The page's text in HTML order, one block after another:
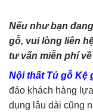
Nếu như bạn
gỗ, vui lòng liên
tư vấn miễn phí
Nội thất Tủ gỗ Kệ
đảo khách hàng
dụng lâu dài cũng